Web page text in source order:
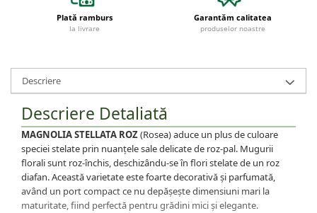
Plată ramburs
la livrare
Garantăm calitatea
produselor noastre
Descriere
Descriere Detaliată
MAGNOLIA STELLATA ROZ(Rosea) aduce un plus de culoare
speciei stelate prin nuanțele sale delicate de roz-pal. Mugurii
florali sunt roz-închis, deschizându-se în flori stelate de un roz
diafan. Această varietate este foarte decorativă și parfumată,
având un port compact ce nu depășește dimensiuni mari la
maturitate, fiind perfectă pentru grădini mici și elegante.